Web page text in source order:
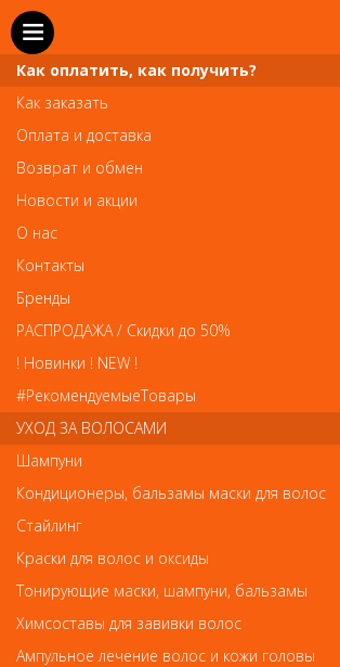
SEO
Бигуди, коклюшки,
шейперы
Бигуди, коклюшки, шейперы
АКСЕССУАРЫ Бигуди, коклюшки, шейперы
Арт. bum12x180
Как оплатить, как получить?
Как заказать
Оплата и доставка
Возврат и обмен
Новости и акции
О нас
Контакты
Бренды
РАСПРОДАЖА / Скидки до 50%
! Новинки ! NEW !
#РекомендуемыеТовары
УХОД ЗА ВОЛОСАМИ
Шампуни
Кондиционеры, бальзамы маски для волос
Стайлинг
Краски для волос и оксиды
Тонирующие маски, шампуни, бальзамы
Химсоставы для завивки волос
Ампульное лечение волос и кожи головы